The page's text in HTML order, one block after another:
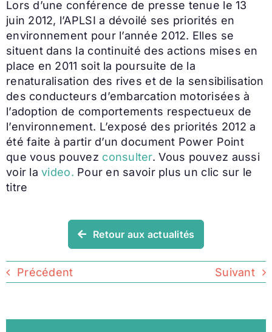
Lors d’une conférence de presse tenue le 13
juin 2012, l’APLSI a dévoilé ses priorités en
environnement pour l’année 2012. Elles se
situent dans la continuité des actions mises en
place en 2011 soit la poursuite de la
renaturalisation des rives et de la sensibilisation
des conducteurs d’embarcation motorisées à
l’adoption de comportements respectueux de
l’environnement. L’exposé des priorités 2012 a
été faite à partir d’un document Power Point
que vous pouvez consulter. Vous pouvez aussi
voir lavideo. Pour en savoir plus un clic sur le
titre
Retour aux actualités
Précédent Suivant